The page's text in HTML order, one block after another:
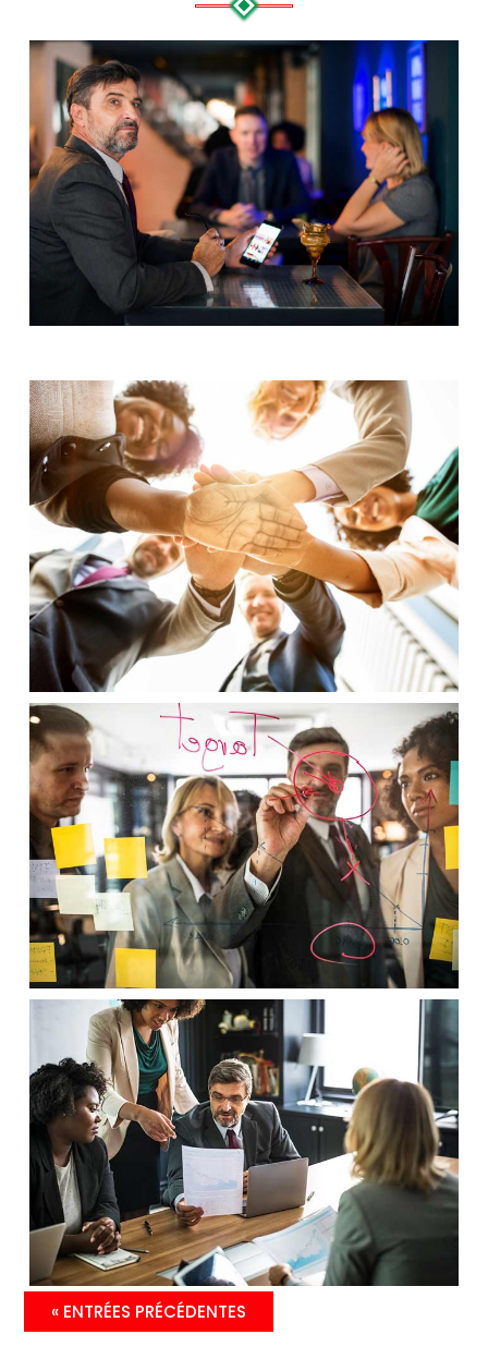
« ENTRÉES PRÉCÉDENTES